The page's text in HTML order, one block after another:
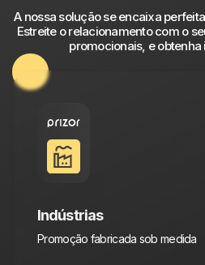
A nossa solução se encaixa
Estreite o relacionamento com o
promocionais, e obtenha
Indústrias
Promoção fabricada sob medida